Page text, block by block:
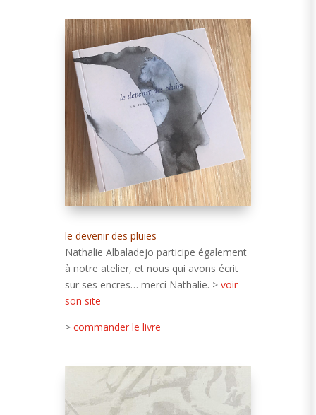
le devenir des pluies
Nathalie Albaladejo participe également
à notre atelier, et nous qui avons écrit
sur ses encres… merci Nathalie. > voir
son site
> commander le livre